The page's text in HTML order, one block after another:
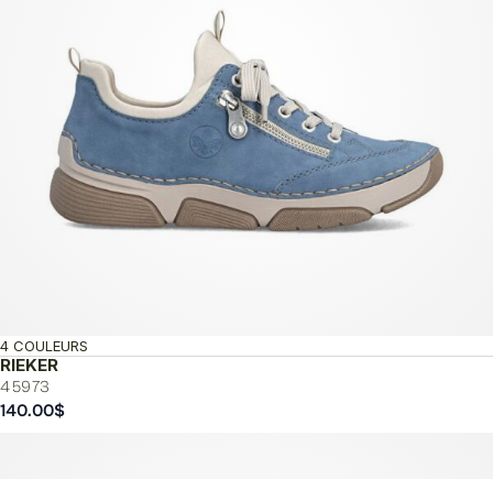
RIEKER
45973
4 COULEURS
140.00$